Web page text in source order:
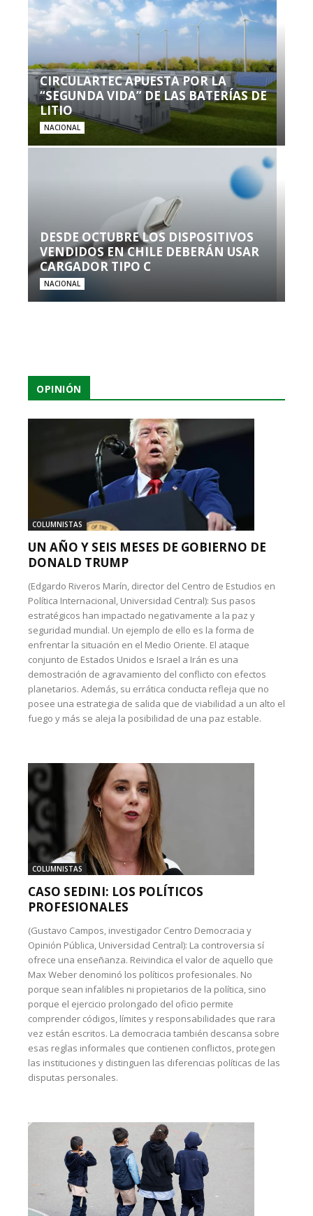
CIRCULARTEC APUESTA POR LA
“SEGUNDA VIDA” DE LAS BATERÍAS DE
LITIO
NACIONAL
DESDE OCTUBRE LOS DISPOSITIVOS
VENDIDOS EN CHILE DEBERÁN USAR
CARGADOR TIPO C
NACIONAL
OPINIÓN
COLUMNISTAS
UN AÑO Y SEIS MESES DE GOBIERNO DE
DONALD TRUMP
(Edgardo Riveros Marín, director del Centro de Estudios en
Política Internacional, Universidad Central): Sus pasos
estratégicos han impactado negativamente a la paz y
seguridad mundial. Un ejemplo de ello es la forma de
enfrentar la situación en el Medio Oriente. El ataque
conjunto de Estados Unidos e Israel a Irán es una
demostración de agravamiento del conflicto con efectos
planetarios. Además, su errática conducta refleja que no
posee una estrategia de salida que de viabilidad a un alto el
fuego y más se aleja la posibilidad de una paz estable.
COLUMNISTAS
CASO SEDINI: LOS POLÍTICOS
PROFESIONALES
(Gustavo Campos, investigador Centro Democracia y
Opinión Pública, Universidad Central): La controversia sí
ofrece una enseñanza. Reivindica el valor de aquello que
Max Weber denominó los políticos profesionales. No
porque sean infalibles ni propietarios de la política, sino
porque el ejercicio prolongado del oficio permite
comprender códigos, límites y responsabilidades que rara
vez están escritos. La democracia también descansa sobre
esas reglas informales que contienen conflictos, protegen
las instituciones y distinguen las diferencias políticas de las
disputas personales.